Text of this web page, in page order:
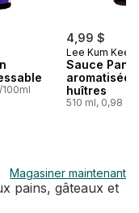
4,99 $
Lee Kum Kee
Sauce
aromatisée
huîtres
510 ml, 0,98 $/
Magasiner maintenant
pains, gâteaux et